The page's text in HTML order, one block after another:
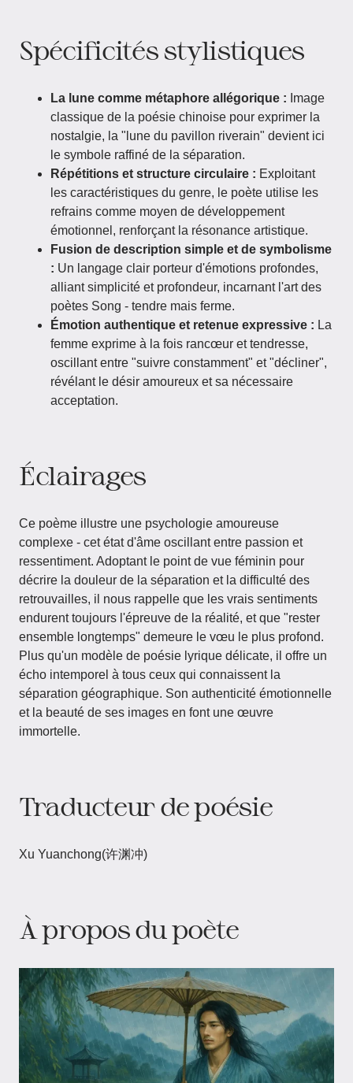
Spécificités stylistiques
La lune comme métaphore allégorique : Image
classique de la poésie chinoise pour exprimer la
nostalgie, la "lune du pavillon riverain" devient ici
le symbole raffiné de la séparation.
Répétitions et structure circulaire : Exploitant
les caractéristiques du genre, le poète utilise les
refrains comme moyen de développement
émotionnel, renforçant la résonance artistique.
Fusion de description simple et de symbolisme
: Un langage clair porteur d'émotions profondes,
alliant simplicité et profondeur, incarnant l'art des
poètes Song - tendre mais ferme.
Émotion authentique et retenue expressive : La
femme exprime à la fois rancœur et tendresse,
oscillant entre "suivre constamment" et "décliner",
révélant le désir amoureux et sa nécessaire
acceptation.
Éclairages
Ce poème illustre une psychologie amoureuse
complexe - cet état d'âme oscillant entre passion et
ressentiment. Adoptant le point de vue féminin pour
décrire la douleur de la séparation et la difficulté des
retrouvailles, il nous rappelle que les vrais sentiments
endurent toujours l'épreuve de la réalité, et que "rester
ensemble longtemps" demeure le vœu le plus profond.
Plus qu'un modèle de poésie lyrique délicate, il offre un
écho intemporel à tous ceux qui connaissent la
séparation géographique. Son authenticité émotionnelle
et la beauté de ses images en font une œuvre
immortelle.
Traducteur de poésie
Xu Yuanchong(许渊冲)
À propos du poète